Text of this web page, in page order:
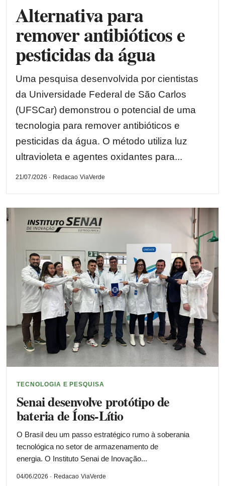
Alternativa para
remover antibióticos e
pesticidas da água
Uma pesquisa desenvolvida por cientistas
da Universidade Federal de São Carlos
(UFSCar) demonstrou o potencial de uma
tecnologia para remover antibióticos e
pesticidas da água. O método utiliza luz
ultravioleta e agentes oxidantes para...
21/07/2026 · Redacao ViaVerde
TECNOLOGIA E PESQUISA
Senai desenvolve protótipo de
bateria de Íons-Lítio
O Brasil deu um passo estratégico rumo à soberania
tecnológica no setor de armazenamento de
energia. O Instituto Senai de Inovação...
04/06/2026 · Redacao ViaVerde